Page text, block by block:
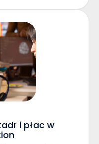
i płac w